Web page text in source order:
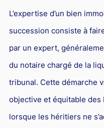
L’expertise d’un bien
succession consiste à
par un expert,
du notaire chargé de la
tribunal. Cette démarche
objective et équitable des
lorsque les héritiers ne